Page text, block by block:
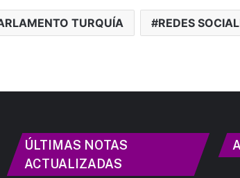
TURQUÍA REDES
ÚLTIMAS NOTAS
ACTUALIZADAS